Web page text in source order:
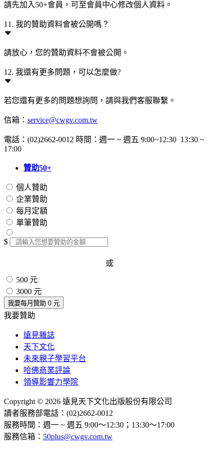
請先加入50+會員，可至會員中心修改個人資料。
11. 我的贊助資料會被公開嗎？
請放心，您的贊助資料不會被公開。
12. 我還有更多問題，可以怎麼做?
若您還有更多的問題想詢問，請與我們客服聯繫。
信箱： service@cwgv.com.tw
電話：(02)2662-0012 時間：週一 ~ 週五 9:00~12:30 13:30 ~
17:00
贊助50+
個人贊助
企業贊助
每月定額
單筆贊助
$
或
500 元
3000 元
我要每月贊助 0 元
我要贊助
遠見雜誌
天下文化
未來親子學習平台
哈佛商業評論
領導影響力學院
Copyright © 2026 遠見天下文化出版股份有限公司
讀者服務部電話：(02)2662-0012
服務時間：週一 ~ 週五 9:00～12:30；13:30～17:00
服務信箱： 50plus@cwgv.com.tw